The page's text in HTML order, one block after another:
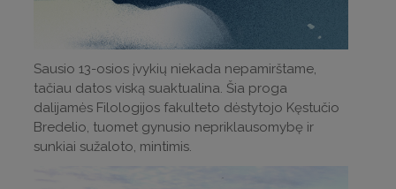
Sausio 13-osios įvykių niekada nepamirštame,
tačiau datos viską suaktualina. Šia proga
dalijamės Filologijos fakulteto dėstytojo Kęstučio
Bredelio, tuomet gynusio nepriklausomybę ir
sunkiai sužaloto, mintimis.